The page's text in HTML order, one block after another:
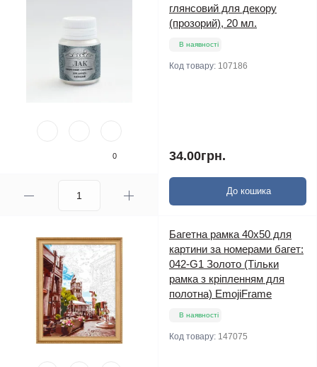
0
глянсовий для декору
(прозорий), 20 мл.
В наявності
Код товару: 107186
34.00грн.
До кошика
Багетна рамка 40х50 для
картини за номерами багет:
042-G1 Золото (Тільки
рамка з кріпленням для
полотна) EmojiFrame
В наявності
Код товару: 147075